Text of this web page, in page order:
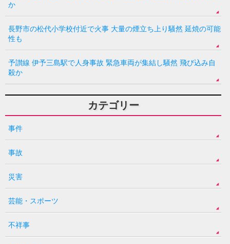
か
長野市の松代小学校付近で火事 大量の煙立ち上り騒然 延焼の可能
性も
予讃線 伊予三島駅で人身事故 緊急車両が集結し騒然 飛び込み自
殺か
カテゴリー
事件
事故
災害
芸能・スポーツ
不祥事